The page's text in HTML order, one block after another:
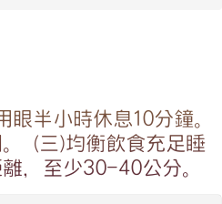
眼半小時休息10分鐘。
(三)均衡飲食充足睡
，至少30-40公分。